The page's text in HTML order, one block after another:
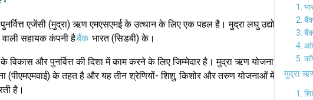
1.
2.
3.
4.
5.
मुद्रा
1.
एजेंसी (मुद्रा) ऋण एमएसएमई के उत्थान के लिए एक पहल है। मुद्रा लघु उद्योग
वाली सहायक कंपनी हैबैंक भारत (सिडबी) के।
विकास और पुनर्वित्त की दिशा में काम करने के लिए जिम्मेदार है। मुद्रा ऋण योजना
(पीएमएमवाई) के तहत है और यह तीन श्रेणियों- शिशु, किशोर और तरुण योजनाओं में
है।